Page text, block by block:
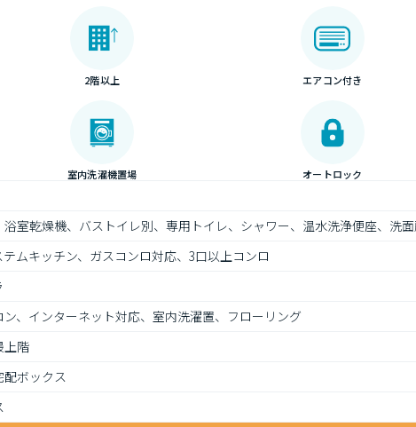
2階以上 エアコン付き
室内洗濯機置場 オートロック
室乾燥機、バストイレ別、専用トイレ、シャワー、温水洗浄便座、洗
ムキッチン、ガスコンロ対応、3口以上コンロ
、インターネット対応、室内洗濯置、フローリング
上階
ボックス